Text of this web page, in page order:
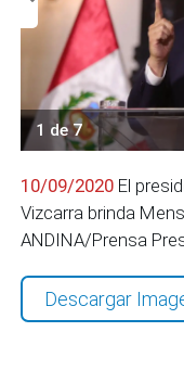
1 de 7
10/09/2020 El
Vizcarra brinda
ANDINA/Prensa
Descargar